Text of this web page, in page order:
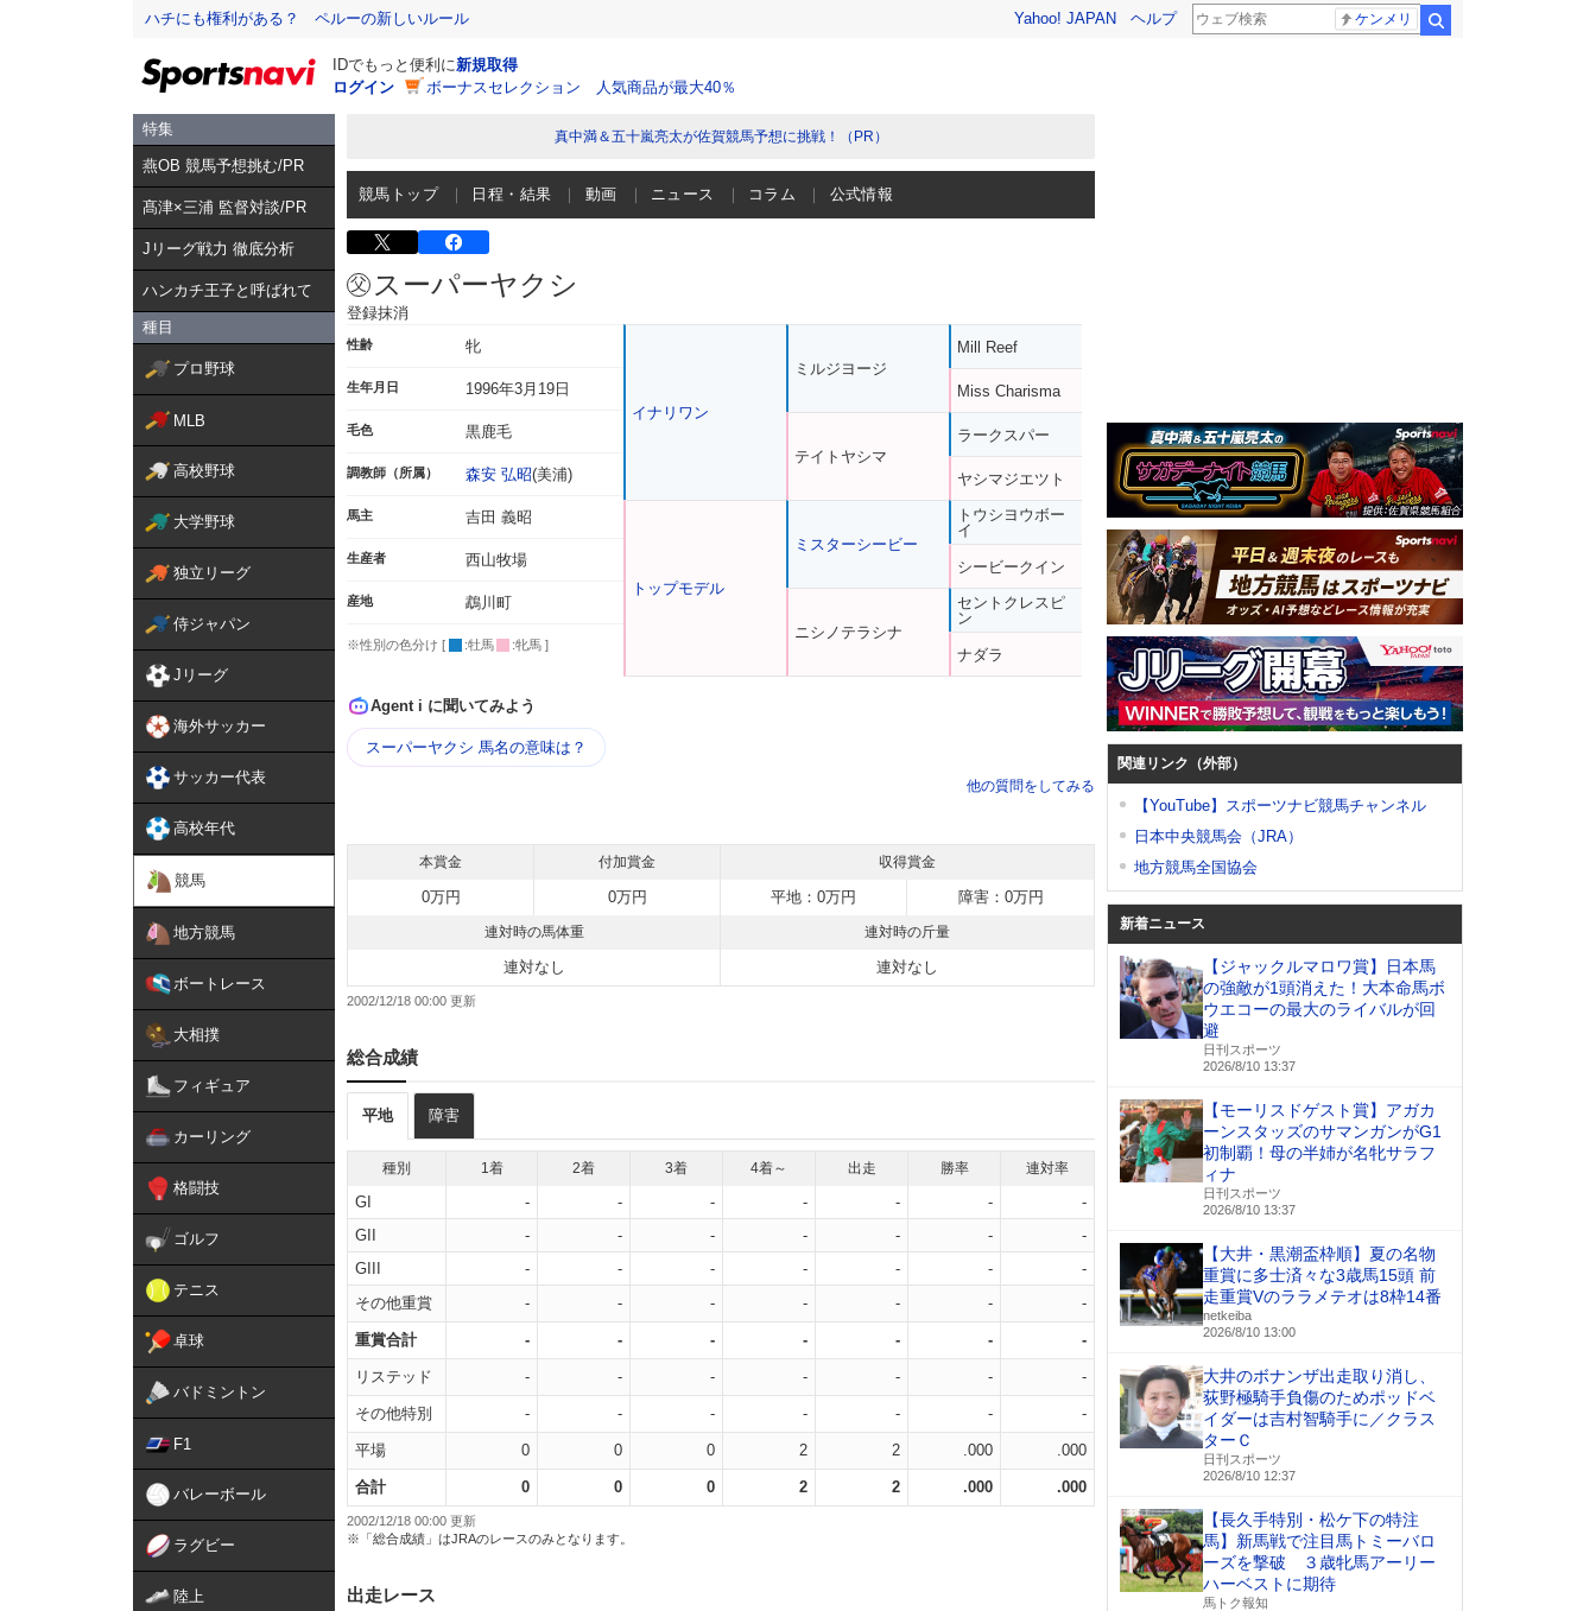
ハチにも権利がある？ ペルーの新しいルール Yahoo! JAPAN ヘルプ ケンメリ
IDでもっと便利に新規取得
ログイン
ボーナスセレクション 人気商品が最大40％
特集
燕OB 競馬予想挑む/PR
髙津×三浦 監督対談/PR
Jリーグ戦力 徹底分析
ハンカチ王子と呼ばれて
種目
プロ野球
MLB
高校野球
大学野球
独立リーグ
侍ジャパン
Jリーグ
海外サッカー
サッカー代表
高校年代
競馬
地方競馬
ボートレース
大相撲
フィギュア
カーリング
格闘技
ゴルフ
テニス
卓球
バドミントン
F1
バレーボール
ラグビー
陸上
真中満＆五十嵐亮太が佐賀競馬予想に挑戦！（PR）
競馬トップ 日程・結果 動画 ニュース コラム 公式情報
スーパーヤクシ
登録抹消
性齢 牝
生年月日 1996年3月19日
毛色 黒鹿毛
調教師（所属） 森安 弘昭(美浦)
馬主 吉田 義昭
生産者 西山牧場
産地 鵡川町
※性別の色分け [ :牡馬 :牝馬 ]
イナリワン
トップモデル
ミルジヨージ
テイトヤシマ
ミスターシービー
ニシノテラシナ
Mill Reef
Miss Charisma
ラークスパー
ヤシマジエツト
トウシヨウボー
イ
シービークイン
セントクレスピ
ン
ナダラ
Agent i に聞いてみよう
スーパーヤクシ 馬名の意味は？
他の質問をしてみる
本賞金 付加賞金 収得賞金
0万円 0万円 平地：0万円 障害：0万円
連対時の馬体重 連対時の斤量
連対なし 連対なし
2002/12/18 00:00
総合成績
平地 障害
種別 1着 2着 3着 4着～ 出走 勝率 連対率
GI - - - - - -
-
GII
- - - - - -
-
GIII
- - - - - -
-
その他重賞
- - - - - - -
重賞合計 - - - - - - -
リステッド - - - - - - -
その他特別 - - - - - - -
平場 0 0 0 2 2 .000 .000
合計 0 0 0 2 2 .000 .000
2002/12/18 00:00 更新
※「総合成績」はJRAのレースのみとなります。
出走レース
関連リンク（外部）
【YouTube】スポーツナビ競馬チャンネル
日本中央競馬会（JRA）
地方競馬全国協会
新着ニュース
【ジャックルマロワ賞】日本馬
の強敵が1頭消えた！大本命馬ボ
ウエコーの最大のライバルが回
避
日刊スポーツ
2026/8/10 13:37
【モーリスドゲスト賞】アガカ
ーンスタッズのサマンガンがG1
初制覇！母の半姉が名牝サラフ
ィナ
日刊スポーツ
2026/8/10 13:37
【大井・黒潮盃枠順】夏の名物
重賞に多士済々な3歳馬15頭 前
走重賞Vのララメテオは8枠14番
netkeiba
2026/8/10 13:00
大井のボナンザ出走取り消し、
荻野極騎手負傷のためポッドベ
イダーは吉村智騎手に／クラス
ターＣ
日刊スポーツ
2026/8/10 12:37
【長久手特別・松ケ下の特注
馬】新馬戦で注目馬トミーバロ
ーズを撃破 ３歳牝馬アーリー
ハーベストに期待
馬トク報知